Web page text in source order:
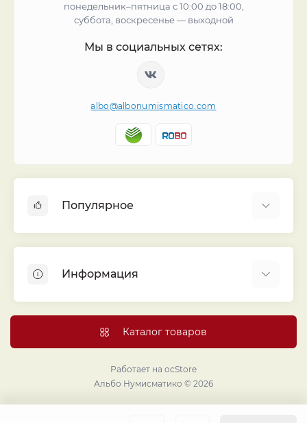
понедельник–пятница с 10:00 до 18:00,
суббота, воскресенье — выходной
Мы в социальных сетях:
albo@albonumismatico.com
Популярное
Монеты
Банкноты
Листы для монет
Капсулы и холдеры
Проекты издательства
Информация
Договор публичной оферты
Политика конфиденциальности
Правовой раздел
Продавайте монеты и банкноты с помощью
Каталог товаров
Работает на ocStore
Альбо Нумисматико © 2026